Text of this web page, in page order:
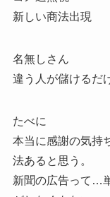
新しい商法出現
名無しさん
違う人が儲けるだ
たべに
本当に感謝の気持
法あると思う。
新聞の広告って…